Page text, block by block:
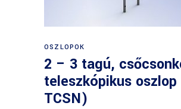
OSZLOPOK
2 – 3 tagú,
teleszkópikus oszlop
TCSN)